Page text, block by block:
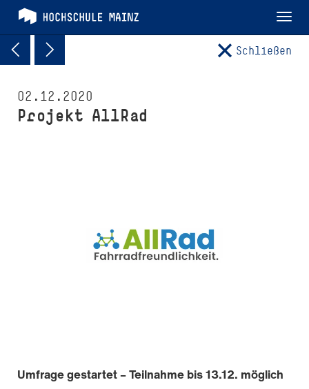
Schließen
02.12.2020
Projekt AllRad
Umfrage gestartet – Teilnahme bis 13.12. möglich